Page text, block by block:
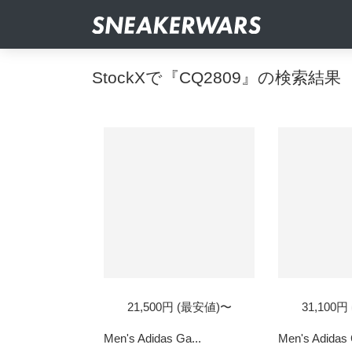
StockXで『CQ2809』の検索結果
21,500円 (最安値)〜
Men's Adidas Ga...
31,100円
Men's Adidas